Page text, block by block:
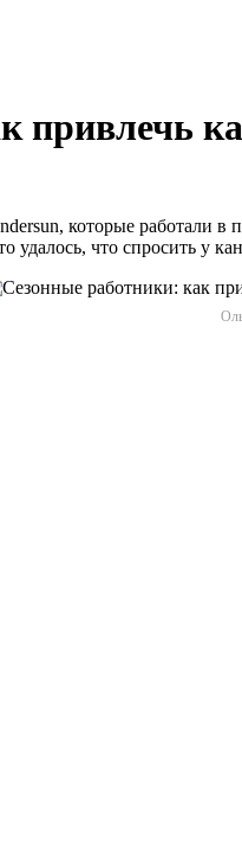
привлечь
которые
удалось, что спросить у